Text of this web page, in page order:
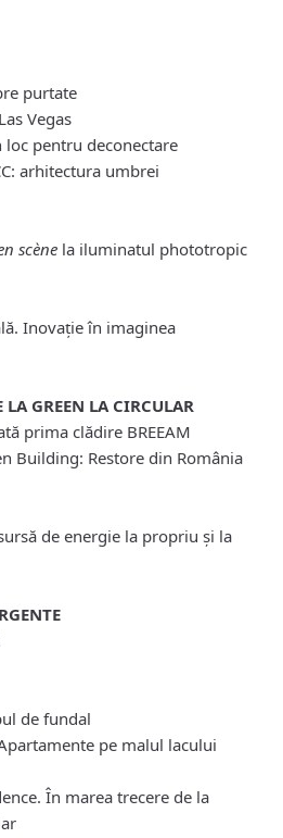
purtate
Vegas
pentru deconectare
arhitectura umbrei
scène la iluminatul phototropic
Inovație în imaginea
GREEN LA CIRCULAR
prima clădire BREEAM
Building: Restore din România
de energie la propriu și la
de fundal
pe malul lacului
În marea trecere de la